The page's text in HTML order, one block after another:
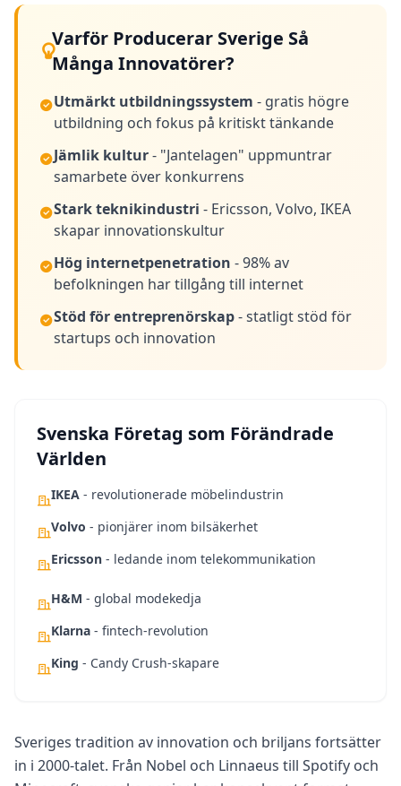
Varför Producerar Sverige Så
Många Innovatörer?
Utmärkt utbildningssystem - gratis högre
utbildning och fokus på kritiskt tänkande
Jämlik kultur- "Jantelagen" uppmuntrar
samarbete över konkurrens
Stark teknikindustri - Ericsson, Volvo, IKEA
skapar innovationskultur
Hög internetpenetration - 98% av
befolkningen har tillgång till internet
Stöd för entreprenörskap- statligt stöd för
startups och innovation
Svenska Företag som Förändrade
Världen
IKEA - revolutionerade möbelindustrin
Volvo - pionjärer inom bilsäkerhet
Ericsson - ledande inom telekommunikation
H&M - global modekedja
Klarna - fintech-revolution
King - Candy Crush-skapare
Sveriges tradition av innovation och briljans fortsätter
in i 2000-talet. Från Nobel och Linnaeus till Spotify och